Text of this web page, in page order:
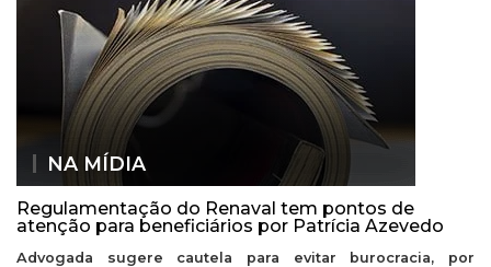
NA MÍDIA
Regulamentação do Renaval tem pontos de
atenção para beneficiários por Patrícia Azevedo
Advogada sugere cautela para evitar burocracia, por